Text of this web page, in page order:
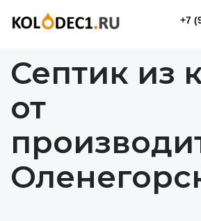
+7
Септик из
от